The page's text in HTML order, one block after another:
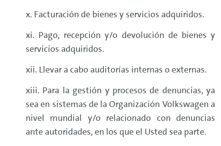
x. Facturación de bienes y servicios adquiridos.
xi. Pago, recepción y/o devolución de bienes y
servicios adquiridos.
xii. Llevar a cabo auditorías internas o externas.
xiii. Para la gestión y procesos de denuncias, ya
sea en sistemas de la Organización Volkswagen a
nivel mundial y/o relacionado con denuncias
ante autoridades, en los que el Usted sea parte.